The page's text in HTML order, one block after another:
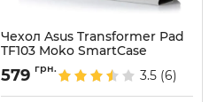
Чехол Asus Transformer Pad
TF103 Moko SmartCase
Артикул:932
579 грн. 3.5 (6)